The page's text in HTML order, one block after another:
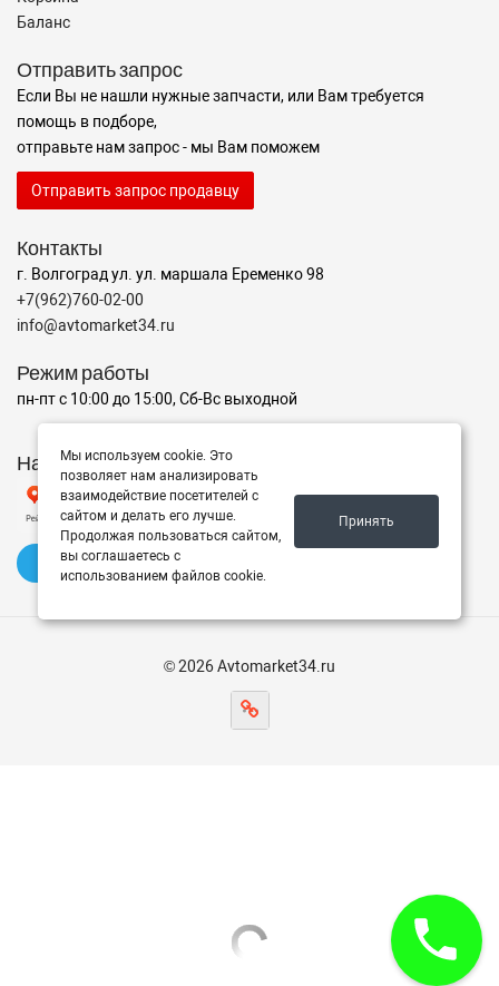
Баланс
Отправить запрос
Если Вы не нашли нужные запчасти, или Вам требуется
помощь в подборе,
отправьте нам запрос - мы Вам поможем
Отправить запрос продавцу
Контакты
г. Волгоград ул. ул. маршала Еременко 98
+7(962)760-02-00
info@avtomarket34.ru
Режим работы
пн-пт с 10:00 до 15:00, Сб-Вс выходной
Наш рейтинг на Яндексе
✍️ Оставить отзыв
© 2026 Avtomarket34.ru
Мы используем cookie. Это
позволяет нам анализировать
взаимодействие посетителей с
сайтом и делать его лучше.
Продолжая пользоваться сайтом,
вы соглашаетесь с
использованием файлов cookie.
Принять